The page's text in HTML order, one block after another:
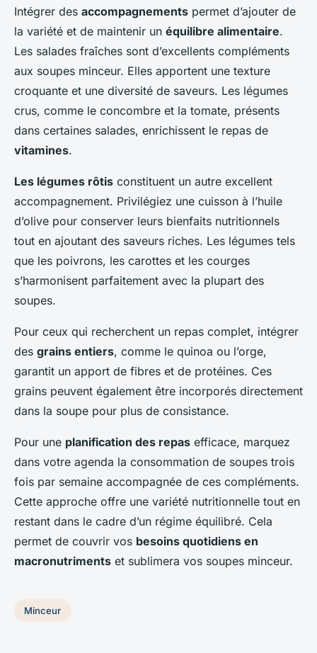
Intégrer des accompagnements permet d’ajouter de
la variété et de maintenir un équilibre alimentaire.
Les salades fraîches sont d’excellents compléments
aux soupes minceur. Elles apportent une texture
croquante et une diversité de saveurs. Les légumes
crus, comme le concombre et la tomate, présents
dans certaines salades, enrichissent le repas de
vitamines.
Les légumes rôtis constituent un autre excellent
accompagnement. Privilégiez une cuisson à l’huile
d’olive pour conserver leurs bienfaits nutritionnels
tout en ajoutant des saveurs riches. Les légumes tels
que les poivrons, les carottes et les courges
s’harmonisent parfaitement avec la plupart des
soupes.
Pour ceux qui recherchent un repas complet, intégrer
des grains entiers, comme le quinoa ou l’orge,
garantit un apport de fibres et de protéines. Ces
grains peuvent également être incorporés directement
dans la soupe pour plus de consistance.
Pour une planification des repas efficace, marquez
dans votre agenda la consommation de soupes trois
fois par semaine accompagnée de ces compléments.
Cette approche offre une variété nutritionnelle tout en
restant dans le cadre d’un régime équilibré. Cela
permet de couvrir vos besoins quotidiens en
macronutriments et sublimera vos soupes minceur.
Minceur